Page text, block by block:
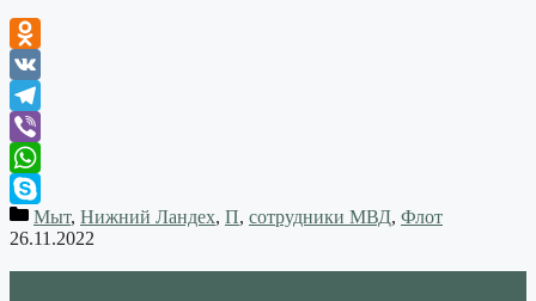
Odnoklassniki
VK
Telegram
Viber
WhatsApp
Skype
Мыт, Нижний Ландех, П, сотрудники МВД, Флот
26.11.2022